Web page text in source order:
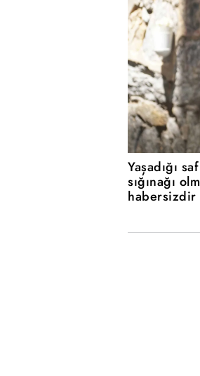
Yaşadığı
sığınağı
habersizdir